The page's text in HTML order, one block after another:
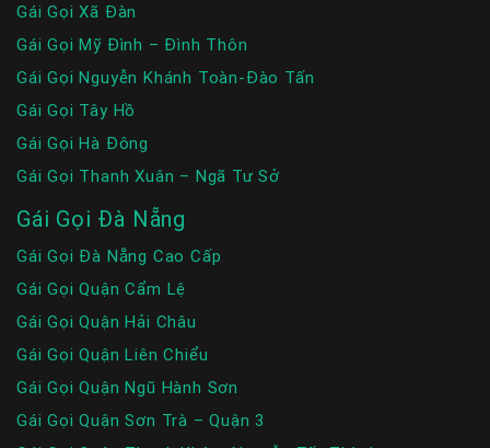
Gái Gọi Xã Đàn
Gái Gọi Mỹ Đình – Đình Thôn
Gái Gọi Nguyễn Khánh Toàn-Đào Tấn
Gái Gọi Tây Hồ
Gái Gọi Hà Đông
Gái Gọi Thanh Xuân – Ngã Tư Sở
Gái Gọi Đà Nẵng
Gái Gọi Đà Nẵng Cao Cấp
Gái Gọi Quận Cẩm Lệ
Gái Gọi Quận Hải Châu
Gái Gọi Quận Liên Chiểu
Gái Gọi Quận Ngũ Hành Sơn
Gái Gọi Quận Sơn Trà – Quận 3